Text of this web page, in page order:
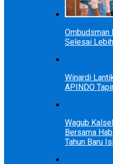
Ombudsman
Selesai
Winardi
APINDO
Wagub
Bersama
Tahun Baru